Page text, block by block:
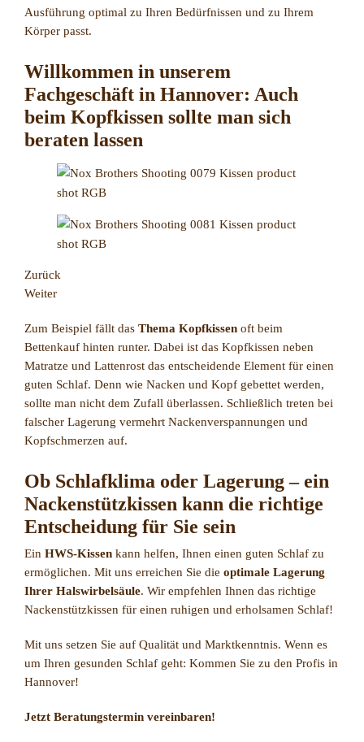
Ausführung optimal zu Ihren Bedürfnissen und zu Ihrem
Körper passt.
Willkommen in unserem
Fachgeschäft in Hannover: Auch
beim Kopfkissen sollte man sich
beraten lassen
Zurück
Weiter
Zum Beispiel fällt das Thema Kopfkissen oft beim
Bettenkauf hinten runter. Dabei ist das Kopfkissen neben
Matratze und Lattenrost das entscheidende Element für einen
guten Schlaf. Denn wie Nacken und Kopf gebettet werden,
sollte man nicht dem Zufall überlassen. Schließlich treten bei
falscher Lagerung vermehrt Nackenverspannungen und
Kopfschmerzen auf.
Ob Schlafklima oder Lagerung – ein
Nackenstützkissen kann die richtige
Entscheidung für Sie sein
Ein HWS-Kissen kann helfen, Ihnen einen guten Schlaf zu
ermöglichen. Mit uns erreichen Sie die optimale Lagerung
Ihrer Halswirbelsäule. Wir empfehlen Ihnen das richtige
Nackenstützkissen für einen ruhigen und erholsamen Schlaf!
Mit uns setzen Sie auf Qualität und Marktkenntnis. Wenn es
um Ihren gesunden Schlaf geht: Kommen Sie zu den Profis in
Hannover!
Jetzt Beratungstermin vereinbaren!